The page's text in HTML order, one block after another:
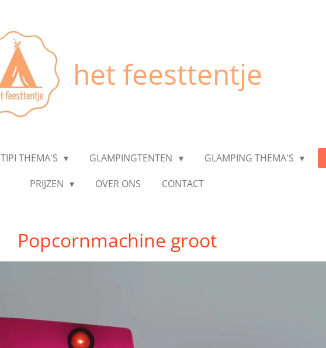
het feesttentje
TIPI THEMA'S GLAMPINGTENTEN GLAMPING THEMA'S
PRIJZEN
OVER ONS CONTACT
Popcornmachine groot